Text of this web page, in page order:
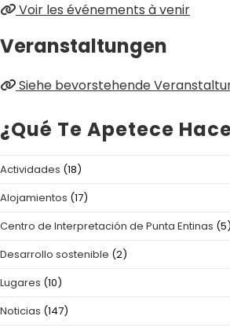
Voir les événements à venir
Veranstaltungen
Siehe bevorstehende
¿Qué Te Apetece
Actividades (18)
Alojamientos (17)
Centro de Interpretación de Punta Entinas (5)
Desarrollo sostenible (2)
Lugares (10)
Noticias (147)